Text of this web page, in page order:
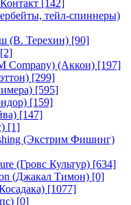
[142]
тейл-спиннеры)
(В. Терехин) [90]
[2]
Company) (Аккои) [197]
[299]
[595]
[159]
[147]
[1]
(Экстрим Фишинг)
(Гровс Культур) [634]
(Джакал Тимон) [0]
[1077]
[0]